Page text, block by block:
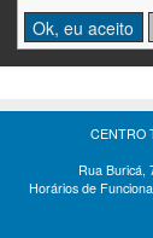
Ok, eu aceito
CENTRO
Rua Buricá,
Horários de